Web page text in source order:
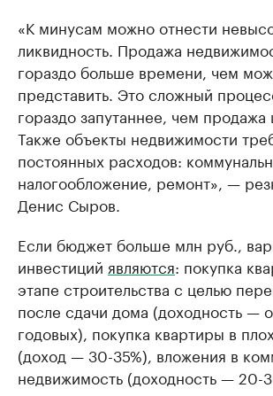
«К минусам можно отнести
ликвидность. Продажа
гораздо больше времени, чем
представить. Это сложный
гораздо запутаннее, чем продажа
Также объекты недвижимости
постоянных расходов:
налогообложение, ремонт», —
Денис Сыров.
Если бюджет больше млн руб.,
инвестиций являются: покупка
этапе строительства с целью
после сдачи дома (доходность —
годовых), покупка квартиры в
(доход — 30-35%), вложения в
недвижимость (доходность — 20-